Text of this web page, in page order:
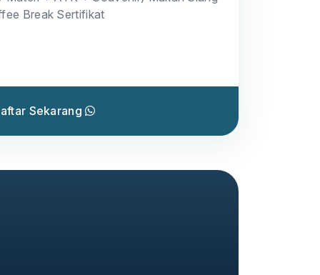
Break Sertifikat
Sekarang